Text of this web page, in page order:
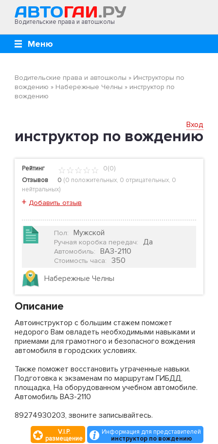
Водительские права и автошколы
Меню
Водительские права и автошколы » Инструкторы по
вождению » Набережные Челны » инструктор по
вождению
Вход
инструктор по вождению
Рейтинг
0(0)
Отзывов
0 (0 положительных, 0 отрицательных, 0
нейтральных)
+ Добавить отзыв
Пол: Мужской
Ручная коробка передач: Да
Автомобиль: ВАЗ-2110
Стоимость часа:
350
Набережные Челны
Описание
Автоинструктор с большим стажем поможет
недорого Вам овладеть необходимыми навыками и
приемами для грамотного и безопасного вождения
автомобиля в городских условиях.
Также поможет восстановить утраченные навыки.
Подготовка к экзаменам по маршрутам ГИБДД,
площадка, На оборудованном учебном автомобиле.
Автомобиль ВАЗ-2110
89274930203, звоните записывайтесь.
V.I.P.
размещение
Информация для представителей
инструктор по вождению